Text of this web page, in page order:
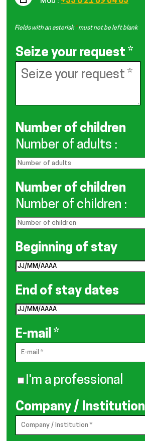
Fields with an asterisk*must not be left blank
Seize your request *
Number of children
Number of adults :
Number of children
Number of children :
Beginning of stay
End of stay dates
E-mail *
I'm a professional
Company / Institution